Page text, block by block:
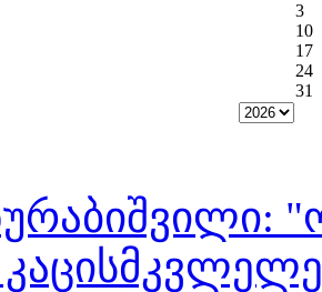
3
10
17
24
31